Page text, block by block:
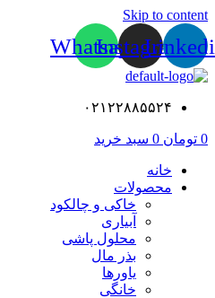
Skip to content
Instagram
Whatsapp
۰۲۱۲۲۸۸۵۵۲۴
0 تومان 0 سبد خرید
خانه
محصولات
خاکی و چالکود
آبیاری
محلول پاشی
بذر مال
یاورها
خانگی